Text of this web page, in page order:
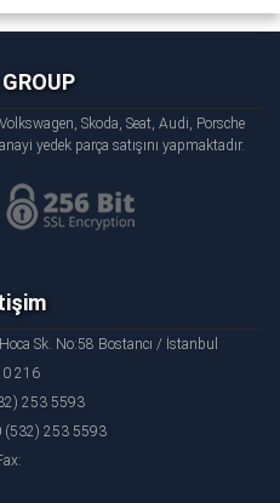
Skoda, Seat, Audi, Porsche
yedek parça satışını yapmaktadır.
Sk. No:58 Bostancı / İstanbul
0 216
253 5593
(532) 253 5593